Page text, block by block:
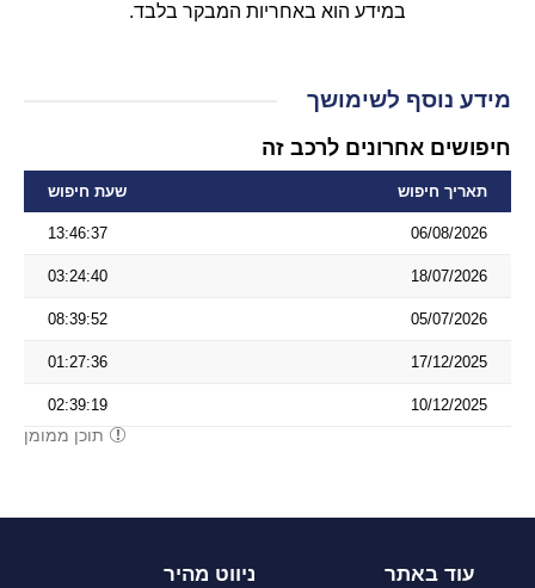
במידע הוא באחריות המבקר בלבד.
מידע נוסף לשימושך
חיפושים אחרונים לרכב זה
תאריך חיפוש שעת חיפוש
06/08/2026
13:46:37
18/07/2026
03:24:40
05/07/2026
08:39:52
17/12/2025
01:27:36
10/12/2025
02:39:19
תוכן ממומן
עוד באתר ניווט מהיר